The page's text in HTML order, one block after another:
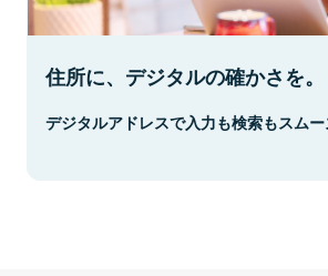
住所に、デジタルの確かさを。
デジタルアドレスで入力も検索もスムー